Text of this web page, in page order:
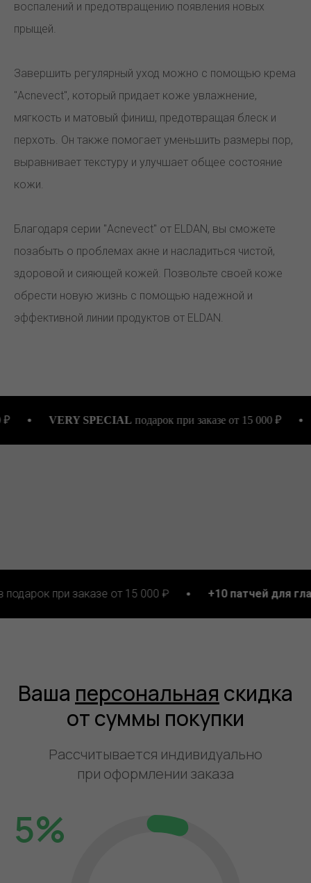
воспалений и предотвращению появления новых
прыщей.
Завершить регулярный уход можно с помощью крема
"Acnevect", который придает коже увлажнение,
мягкость и матовый финиш, предотвращая блеск и
перхоть. Он также помогает уменьшить размеры пор,
выравнивает текстуру и улучшает общее состояние
кожи.
Благодаря серии "Acnevect" от ELDAN, вы сможете
позабыть о проблемах акне и насладиться чистой,
здоровой и сияющей кожей. Позвольте своей коже
обрести новую жизнь с помощью надежной и
эффективной линии продуктов от ELDAN.
SPECIAL подарок при заказе от 15 000 ₽ LUX
заказе от 15 000 ₽ +10 патчей для глаз в
Ваша персональная скидка
от суммы покупки
Рассчитывается индивидуально
при оформлении заказа
5%